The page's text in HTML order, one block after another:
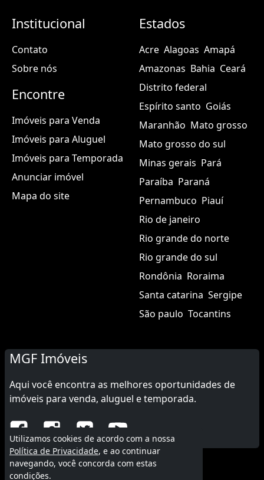
Institucional
Contato
Sobre nós
Encontre
Imóveis para Venda
Imóveis para Aluguel
Imóveis para Temporada
Anunciar imóvel
Mapa do site
Estados
Acre Alagoas Amapá
Amazonas Bahia Ceará
Distrito federal
Espírito santo Goiás
Maranhão Mato grosso
Mato grosso do sul
Minas gerais Pará
Paraíba Paraná
Pernambuco Piauí
Rio de janeiro
Rio grande do norte
Rio grande do sul
Rondônia Roraima
Santa catarina Sergipe
São paulo Tocantins
MGF Imóveis
Aqui você encontra as melhores oportunidades de
imóveis para venda, aluguel e temporada.
© 2015 - 2026 MGF Imóveis.
Utilizamos cookies de acordo com a nossa
Política de Privacidade, e ao continuar
navegando, você concorda com estas
condições.